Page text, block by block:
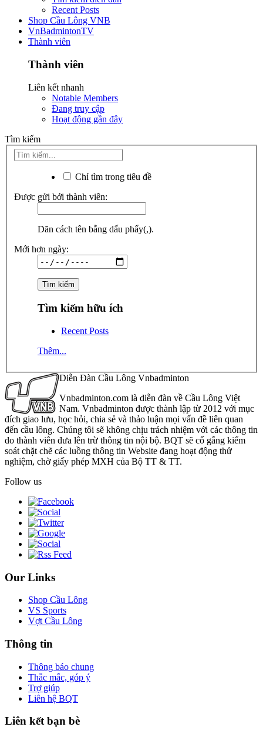
Recent Posts
Shop Cầu Lông VNB
VnBadmintonTV
Thành viên
Thành viên
Liên kết nhanh
Notable Members
Đang truy cập
Hoạt động gần đây
Tìm kiếm
Chỉ tìm trong tiêu đề
Được gửi bởi thành viên:
Dãn cách tên bằng dấu phẩy(,).
Mới hơn ngày:
Tìm kiếm hữu ích
Recent Posts
Thêm...
Diễn Đàn Cầu Lông Vnbadminton
Vnbadminton.com là diễn đàn về Cầu Lông Việt
Nam. Vnbadminton được thành lập từ 2012 với mục
đích giao lưu, học hỏi, chia sẻ và thảo luận mọi vấn đề liên quan
đến cầu lông. Chúng tôi sẽ không chịu trách nhiệm với các thông tin
do thành viên đưa lên trừ thông tin nội bộ. BQT sẽ cố gắng kiểm
soát chặt chẽ các luồng thông tin Website đang hoạt động thử
nghiệm, chờ giấy phép MXH của Bộ TT & TT.
Follow us
Our Links
Shop Cầu Lông
VS Sports
Vợt Cầu Lông
Thông tin
Thông báo chung
Thắc mắc, góp ý
Trợ giúp
Liên hệ BQT
Liên kết bạn bè